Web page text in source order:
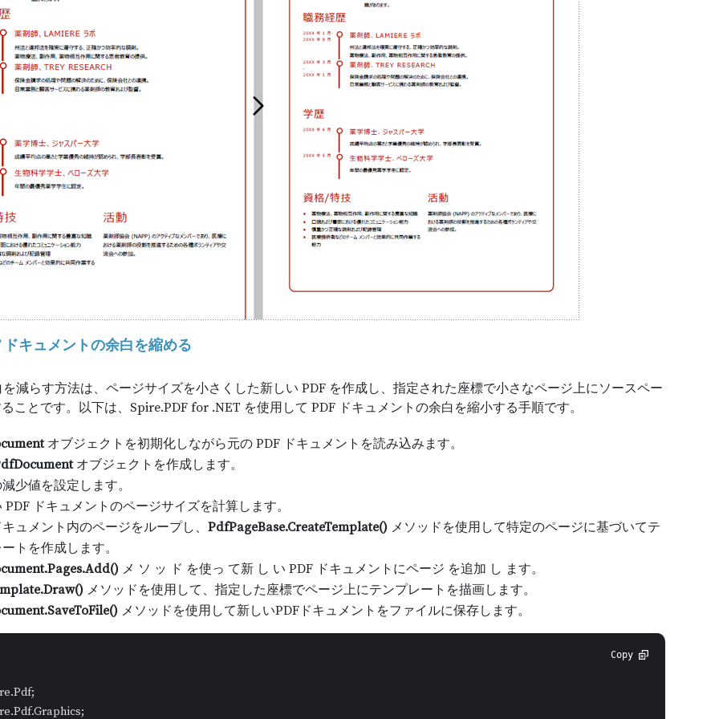
ドキュメントの余白を縮める
を減らす方法は、ページサイズを小さくした新しい PDF を作成し、指定された座標で小さなページ上にソースペー
ことです。以下は、Spire.PDF for .NET を使用して PDF ドキュメントの余白を縮小する手順です。
オブジェクトを初期化しながら元の PDF ドキュメントを読み込みます。
オブジェクトを作成します。
少値を設定します。
PDF ドキュメントのページサイズを計算します。
ュメント内のページをループし、 PdfPageBase.CreateTemplate()メソッドを使用して特定のページに基づいてテ
トを作成します。
メ ソ ッ ド を使っ て新 し い PDF ドキュメントにページ を追加 し ます。
メソッドを使用して、指定した座標でページ上にテンプレートを描画します。
メソッドを使用して新しいPDFドキュメントをファイルに保存します。
Copy